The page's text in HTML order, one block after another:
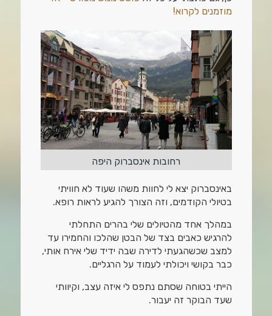
מוזמנים לקרוא!
רחובות אינסברוק היפה
באינסברוק יצא לי לחוות משהו שעוד לא חוויתי
בטיולי הקודמים, וזה הצורך להגיע לראות רופא.
במהלך אחד מהטיולים שלי בהרים התחלתי
להרגיש כאבים בצד של הבטן שהלכו והחמירו עד
למצב שכשהגעתי לדירה שבה ידיד שלי אירח אותי,
כבר בקושי ויכולתי לעמוד על הרגליים.
הייתי בטוחה שסתם נתפס לי איזה עצב, וקיוותי
שעד הבוקר זה יעבור.